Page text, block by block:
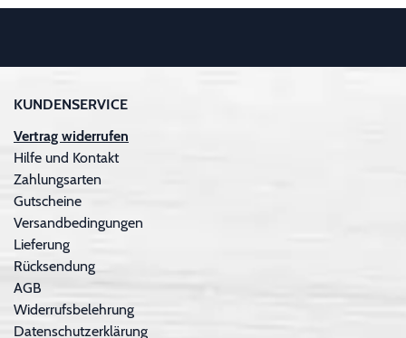
KUNDENSERVICE
Vertrag widerrufen
Hilfe und Kontakt
Zahlungsarten
Gutscheine
Versandbedingungen
Lieferung
Rücksendung
AGB
Widerrufsbelehrung
Datenschutzerklärung